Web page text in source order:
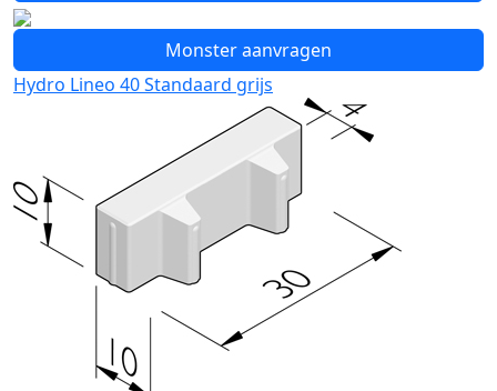
Monster aanvragen
Hydro Lineo 40 Standaard grijs